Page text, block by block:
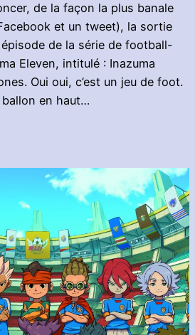
de la façon la plus banale
et un tweet), la sortie
épisode de la série de football-
Eleven, intitulé : Inazuma
Oui oui, c’est un jeu de foot.
en haut…